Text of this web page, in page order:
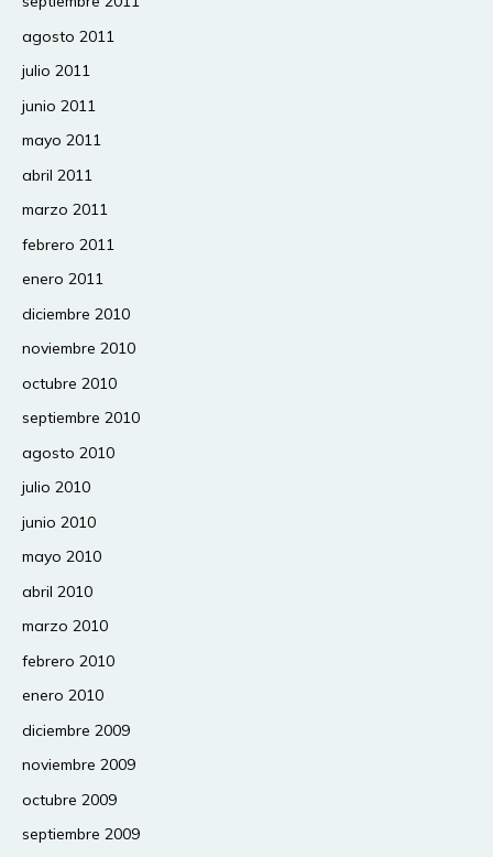
agosto 2011
julio 2011
junio 2011
mayo 2011
abril 2011
marzo 2011
febrero 2011
enero 2011
diciembre 2010
noviembre 2010
octubre 2010
septiembre 2010
agosto 2010
julio 2010
junio 2010
mayo 2010
abril 2010
marzo 2010
febrero 2010
enero 2010
diciembre 2009
noviembre 2009
octubre 2009
septiembre 2009